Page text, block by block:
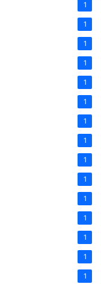
1
1
1
1
1
1
1
1
1
1
1
1
1
1
1